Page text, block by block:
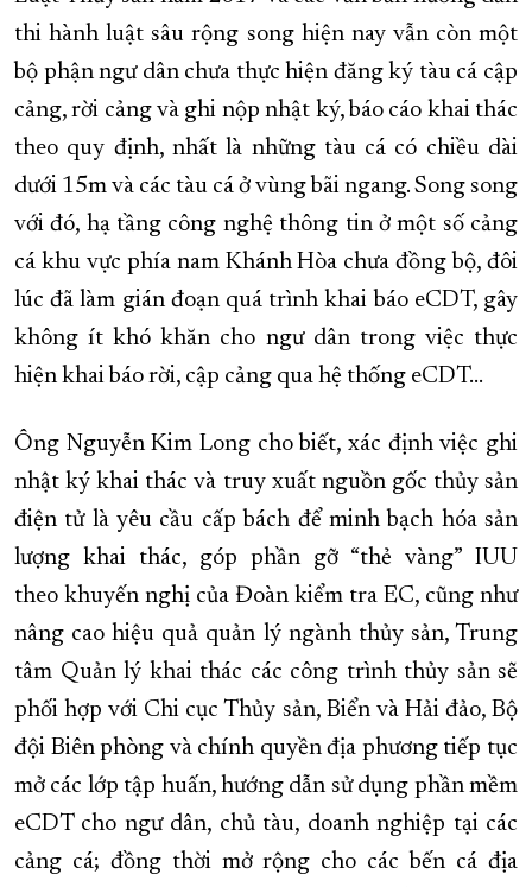
thi hành luật sâu rộng song hiện nay vẫn còn một
bộ phận ngư dân chưa thực hiện đăng ký tàu cá cập
cảng, rời cảng và ghi nộp nhật ký, báo cáo khai thác
theo quy định, nhất là những tàu cá có chiều dài
dưới 15m và các tàu cá ở vùng bãi ngang. Song song
với đó, hạ tầng công nghệ thông tin ở một số cảng
cá khu vực phía nam Khánh Hòa chưa đồng bộ, đôi
lúc đã làm gián đoạn quá trình khai báo eCDT, gây
không ít khó khăn cho ngư dân trong việc thực
hiện khai báo rời, cập cảng qua hệ thống eCDT…
Ông Nguyễn Kim Long cho biết, xác định việc ghi
nhật ký khai thác và truy xuất nguồn gốc thủy sản
điện tử là yêu cầu cấp bách để minh bạch hóa sản
lượng khai thác, góp phần gỡ “thẻ vàng” IUU
theo khuyến nghị của Đoàn kiểm tra EC, cũng như
nâng cao hiệu quả quản lý ngành thủy sản, Trung
tâm Quản lý khai thác các công trình thủy sản sẽ
phối hợp với Chi cục Thủy sản, Biển và Hải đảo, Bộ
đội Biên phòng và chính quyền địa phương tiếp tục
mở các lớp tập huấn, hướng dẫn sử dụng phần mềm
eCDT cho ngư dân, chủ tàu, doanh nghiệp tại các
cảng cá; đồng thời mở rộng cho các bến cá địa